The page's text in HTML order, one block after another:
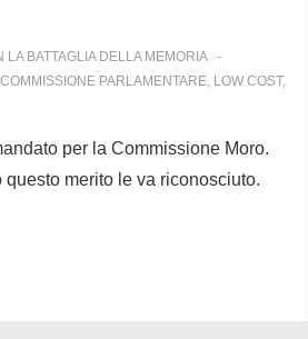
LA BATTAGLIA DELLA MEMORIA
COMMISSIONE PARLAMENTARE, LOW COST,
per la Commissione Moro.
merito le va riconosciuto.